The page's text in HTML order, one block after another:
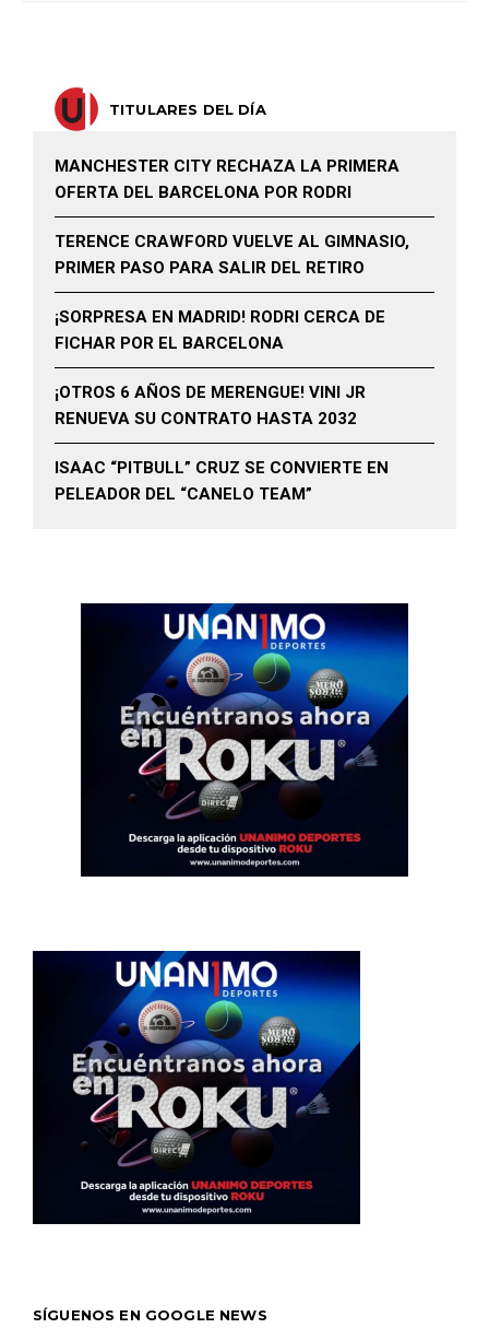
TITULARES DEL DÍA
MANCHESTER CITY RECHAZA LA PRIMERA
OFERTA DEL BARCELONA POR RODRI
TERENCE CRAWFORD VUELVE AL GIMNASIO,
PRIMER PASO PARA SALIR DEL RETIRO
¡SORPRESA EN MADRID! RODRI CERCA DE
FICHAR POR EL BARCELONA
¡OTROS 6 AÑOS DE MERENGUE! VINI JR
RENUEVA SU CONTRATO HASTA 2032
ISAAC “PITBULL” CRUZ SE CONVIERTE EN
PELEADOR DEL “CANELO TEAM”
SÍGUENOS EN GOOGLE NEWS